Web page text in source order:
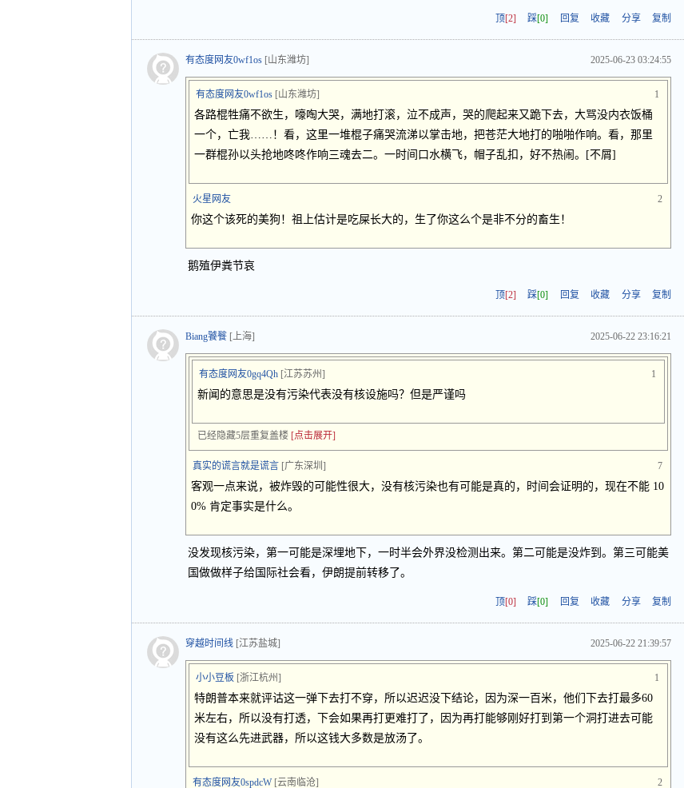
顶[2] 踩[0] 回复 收藏 分享 复制
有态度网友0wf1os [山东潍坊] 2025-06-23 03:24:55
有态度网友0wf1os [山东潍坊] 1
各路棍牲痛不欲生，嚎啕大哭，满地打滚，泣不成声，哭的爬起来又跪下去，大骂没内衣饭桶
一个，亡我……！看，这里一堆棍子痛哭流涕以掌击地，把苍茫大地打的啪啪作响。看，那里
一群棍孙以头抢地咚咚作响三魂去二。一时间口水横飞，帽子乱扣，好不热闹。[不屑]
火星网友 2
你这个该死的美狗！祖上估计是吃屎长大的，生了你这么个是非不分的畜生！
鹅殖伊粪节哀
顶[2] 踩[0] 回复 收藏 分享 复制
Biang饕餮 [上海] 2025-06-22 23:16:21
有态度网友0gq4Qh [江苏苏州] 1
新闻的意思是没有污染代表没有核设施吗？但是严谨吗
已经隐藏5层重复盖楼 [点击展开]
真实的谎言就是谎言 [广东深圳] 7
客观一点来说，被炸毁的可能性很大，没有核污染也有可能是真的，时间会证明的，现在不能 10
0% 肯定事实是什么。
没发现核污染，第一可能是深埋地下，一时半会外界没检测出来。第二可能是没炸到。第三可能美
国做做样子给国际社会看，伊朗提前转移了。
顶[0] 踩[0] 回复 收藏 分享 复制
穿越时间线 [江苏盐城] 2025-06-22 21:39:57
小小豆板 [浙江杭州] 1
特朗普本来就评诂这一弹下去打不穿，所以迟迟没下结论，因为深一百米，他们下去打最多60
米左右，所以没有打透，下会如果再打更难打了，因为再打能够刚好打到第一个洞打进去可能
没有这么先进武器，所以这钱大多数是放汤了。
有态度网友0spdcW [云南临沧] 2